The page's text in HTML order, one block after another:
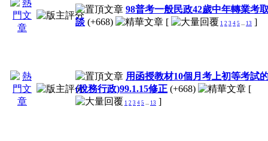
98普考一般民政42歲中年轉業考
談 (+668) [ 1 2 3 4 5 ... 13 ]
用函授教材10個月考上初等考試
(稅務行政)99.1.15修正 (+668) [
1 2 3 4 5 ... 13 ]